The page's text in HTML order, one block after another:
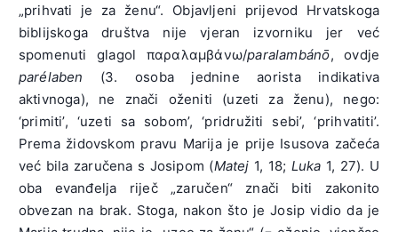
„prihvati je za ženu“. Objavljeni prijevod Hrvatskoga
biblijskoga društva nije vjeran izvorniku jer već
spomenuti glagol παραλαμβάνω/paralambánō, ovdje
parélaben (3. osoba jednine aorista indikativa
aktivnoga), ne znači oženiti (uzeti za ženu), nego:
‘primiti’, ‘uzeti sa sobom’, ‘pridružiti sebi’, ‘prihvatiti’.
Prema židovskom pravu Marija je prije Isusova začeća
već bila zaručena s Josipom (Matej 1, 18; Luka 1, 27). U
oba evanđelja riječ „zaručen“ znači biti zakonito
obvezan na brak. Stoga, nakon što je Josip vidio da je